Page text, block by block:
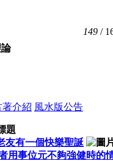
149 /
著介紹 風水版公告
題
友有一個快樂聖誕
用事位元不夠強健時的